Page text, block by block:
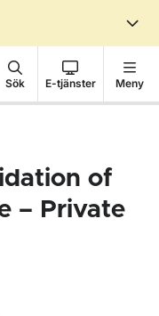
Sök E-tjänster Meny
of
– Private